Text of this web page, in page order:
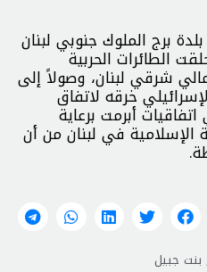
برج الملوك جنوبي لبنان
الطائرات الحربية
شرقي لبنان، وصولاً إلى
خرقه لاتفاق
أبرمت برعاية
الإسلامية في لبنان من أن
بنت جبيل